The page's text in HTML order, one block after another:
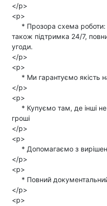
</p>
<p>
* Прозора схема роботи:
також підтримка 24/7,
угоди.
</p>
<p>
* Ми гарантуємо якість
</p>
<p>
* Купуємо там, де інші не
гроші
</p>
<p>
* Допомагаємо з
</p>
<p>
* Повний
</p>
<p>